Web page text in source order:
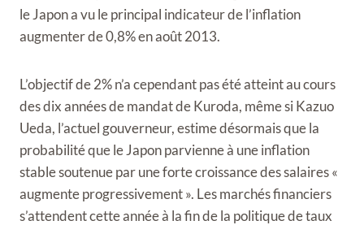
le Japon a vu le principal indicateur de l’inflation
augmenter de 0,8% en août 2013.
L’objectif de 2% n’a cependant pas été atteint au cours
des dix années de mandat de Kuroda, même si Kazuo
Ueda, l’actuel gouverneur, estime désormais que la
probabilité que le Japon parvienne à une inflation
stable soutenue par une forte croissance des salaires «
augmente progressivement ». Les marchés financiers
s’attendent cette année à la fin de la politique de taux